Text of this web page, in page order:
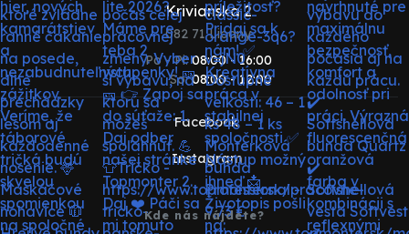
Krivianska 2
082 71 Lipany
Po - Pi:
So:
08:00 - 16:00
08:00 - 12:00
Facebook
Instagram
Kde nás nájdete?